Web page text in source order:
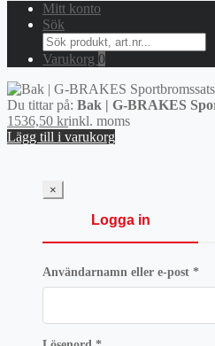
Mitt konto
Sök
Search
for:
Varukorg 0
Du tittar på: Bak | G-BRAKES
1536,50 krDet
nuvarande
inkl. moms
Lägg till i varukorg
×
Logga in
Användarnamn eller e-post *